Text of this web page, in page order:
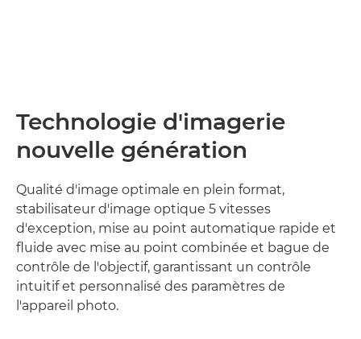
Technologie d'imagerie
nouvelle génération
Qualité d'image optimale en plein format,
stabilisateur d'image optique 5 vitesses
d'exception, mise au point automatique rapide et
fluide avec mise au point combinée et bague de
contrôle de l'objectif, garantissant un contrôle
intuitif et personnalisé des paramètres de
l'appareil photo.